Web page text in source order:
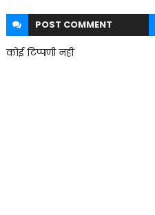
POST COMMENT
कोई टिप्पणी नहीं